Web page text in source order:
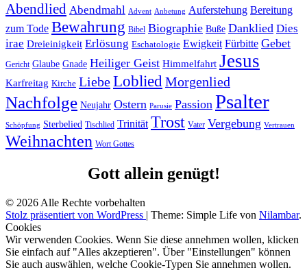
Abendlied Abendmahl Advent Anbetung Auferstehung Bereitung
zum Tode Bewahrung Bibel Biographie Buße Danklied Dies
irae Dreieinigkeit Erlösung Eschatologie Ewigkeit Fürbitte Gebet
Gericht Glaube Gnade Heiliger Geist Himmelfahrt Jesus
Karfreitag Kirche LiebeLobliedMorgenlied
Nachfolge Neujahr Ostern Parusie Passion Psalter
Schöpfung Sterbelied Tischlied Trinität Trost Vater Vergebung Vertrauen
Weihnachten Wort Gottes
Gott allein genügt!
© 2026 Alle Rechte vorbehalten
Stolz präsentiert von WordPress | Theme: Simple Life von Nilambar.
Cookies
Wir verwenden Cookies. Wenn Sie diese annehmen wollen, klicken
Sie einfach auf "Alles akzeptieren". Über "Einstellungen" können
Sie auch auswählen, welche Cookie-Typen Sie annehmen wollen.